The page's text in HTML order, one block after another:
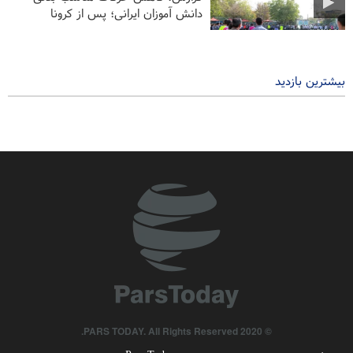
دانش آموزان ایرانی؛ پس از کرونا
بیشترین بازدید
© 2020 PARS TODAY. All Rights Reserved.